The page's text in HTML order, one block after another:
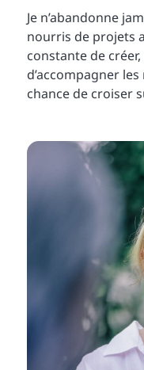
Je n’abandonne
nourris de projets
constante de
d’accompagner
chance de croiser